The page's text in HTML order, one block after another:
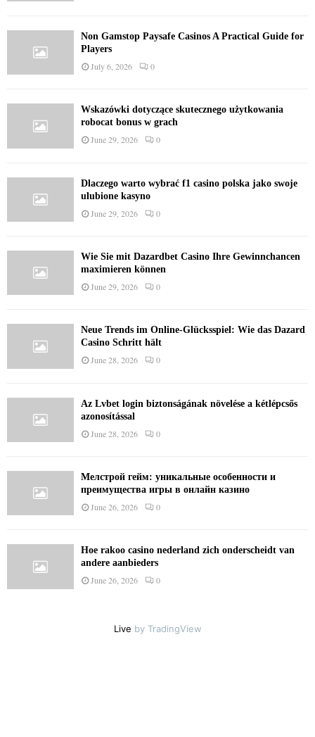
Non Gamstop Paysafe Casinos A Practical Guide for
Players
July 6, 2026 0
Wskazówki dotyczące skutecznego użytkowania
robocat bonus w grach
June 29, 2026 0
Dlaczego warto wybrać f1 casino polska jako swoje
ulubione kasyno
June 29, 2026 0
Wie Sie mit Dazardbet Casino Ihre Gewinnchancen
maximieren können
June 29, 2026 0
Neue Trends im Online-Glücksspiel: Wie das Dazard
Casino Schritt hält
June 28, 2026 0
Az Lvbet login biztonságának növelése a kétlépcsős
azonosítással
June 28, 2026 0
Мелстрой гейм: уникальные особенности и
преимущества игры в онлайн казино
June 26, 2026 0
Hoe rakoo casino nederland zich onderscheidt van
andere aanbieders
June 26, 2026 0
Live by TradingView